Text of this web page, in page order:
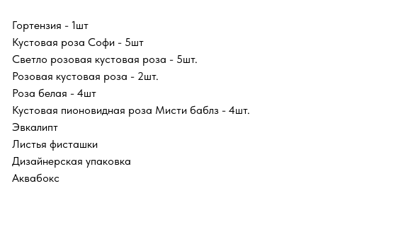
Гортензия - 1шт
Кустовая роза Софи - 5шт
Светло розовая кустовая роза - 5шт.
Розовая кустовая роза - 2шт.
Роза белая - 4шт
Кустовая пионовидная роза Мисти баблз - 4шт.
Эвкалипт
Листья фисташки
Дизайнерская упаковка
Аквабокс